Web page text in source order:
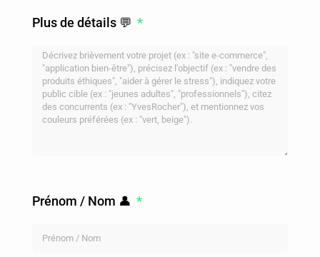
Plus de détails 💬
Prénom / Nom 👤